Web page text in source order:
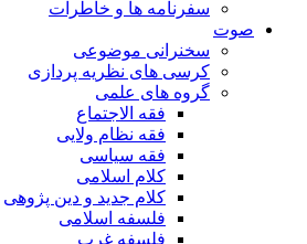
سفرنامه ها و خاطرات
صوت
سخنرانی موضوعی
کرسی های نظریه پردازی
گروه های علمی
فقه الاجتماع
فقه نظام ولایی
فقه سیاسی
کلام اسلامی
کلام جدید و دین پژوهی
فلسفه اسلامی
فلسفه غرب